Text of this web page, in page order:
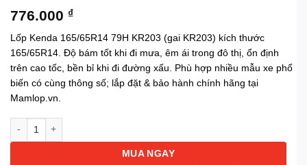
776.000 ₫
Lốp Kenda 165/65R14 79H KR203 (gai KR203) kích thước
165/65R14. Độ bám tốt khi đi mưa, êm ái trong đô thị, ổn định
trên cao tốc, bền bỉ khi đi đường xấu. Phù hợp nhiều mẫu xe phổ
biến có cùng thông số; lắp đặt & bảo hành chính hãng tại
Mamlop.vn.
MUA NGAY